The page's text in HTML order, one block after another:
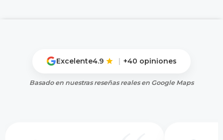
Excelente4.9 | +40 opiniones
Basado en nuestras reseñas reales en Google Maps